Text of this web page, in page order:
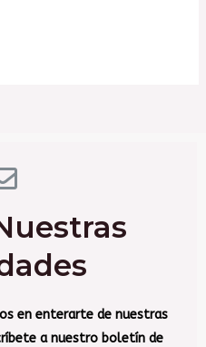
en enterarte de nuestras
a nuestro boletín de